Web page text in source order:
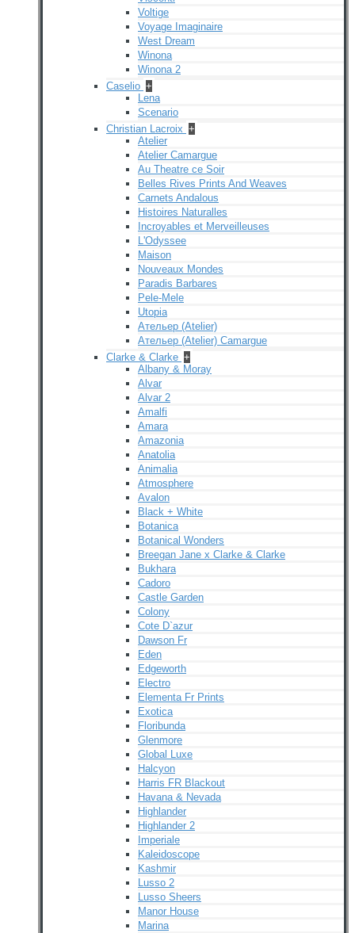
Voltige
Voyage Imaginaire
West Dream
Winona
Winona 2
Caselio +
Lena
Scenario
Christian Lacroix +
Atelier
Atelier Camargue
Au Theatre ce Soir
Belles Rives Prints And Weaves
Carnets Andalous
Histoires Naturalles
Incroyables et Merveilleuses
L'Odyssee
Maison
Nouveaux Mondes
Paradis Barbares
Pele-Mele
Utopia
Ательер (Atelier)
Ательер (Atelier) Camargue
Clarke & Clarke +
Albany & Moray
Alvar
Alvar 2
Amalfi
Amara
Amazonia
Anatolia
Animalia
Atmosphere
Avalon
Black + White
Botanica
Botanical Wonders
Breegan Jane x Clarke & Clarke
Bukhara
Cadoro
Castle Garden
Colony
Cote D`azur
Dawson Fr
Eden
Edgeworth
Electro
Elementa Fr Prints
Exotica
Floribunda
Glenmore
Global Luxe
Halcyon
Harris FR Blackout
Havana & Nevada
Highlander
Highlander 2
Imperiale
Kaleidoscope
Kashmir
Lusso 2
Lusso Sheers
Manor House
Marina